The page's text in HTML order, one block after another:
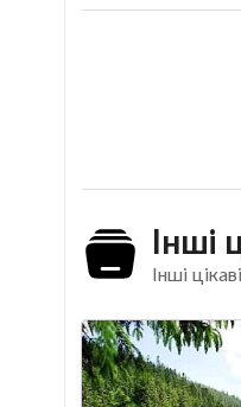
Інші
Інші